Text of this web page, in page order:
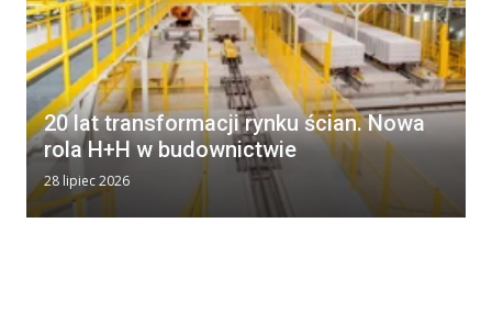
20 lat transformacji rynku ścian. Nowa
rola H+H w budownictwie
28 lipiec 2026